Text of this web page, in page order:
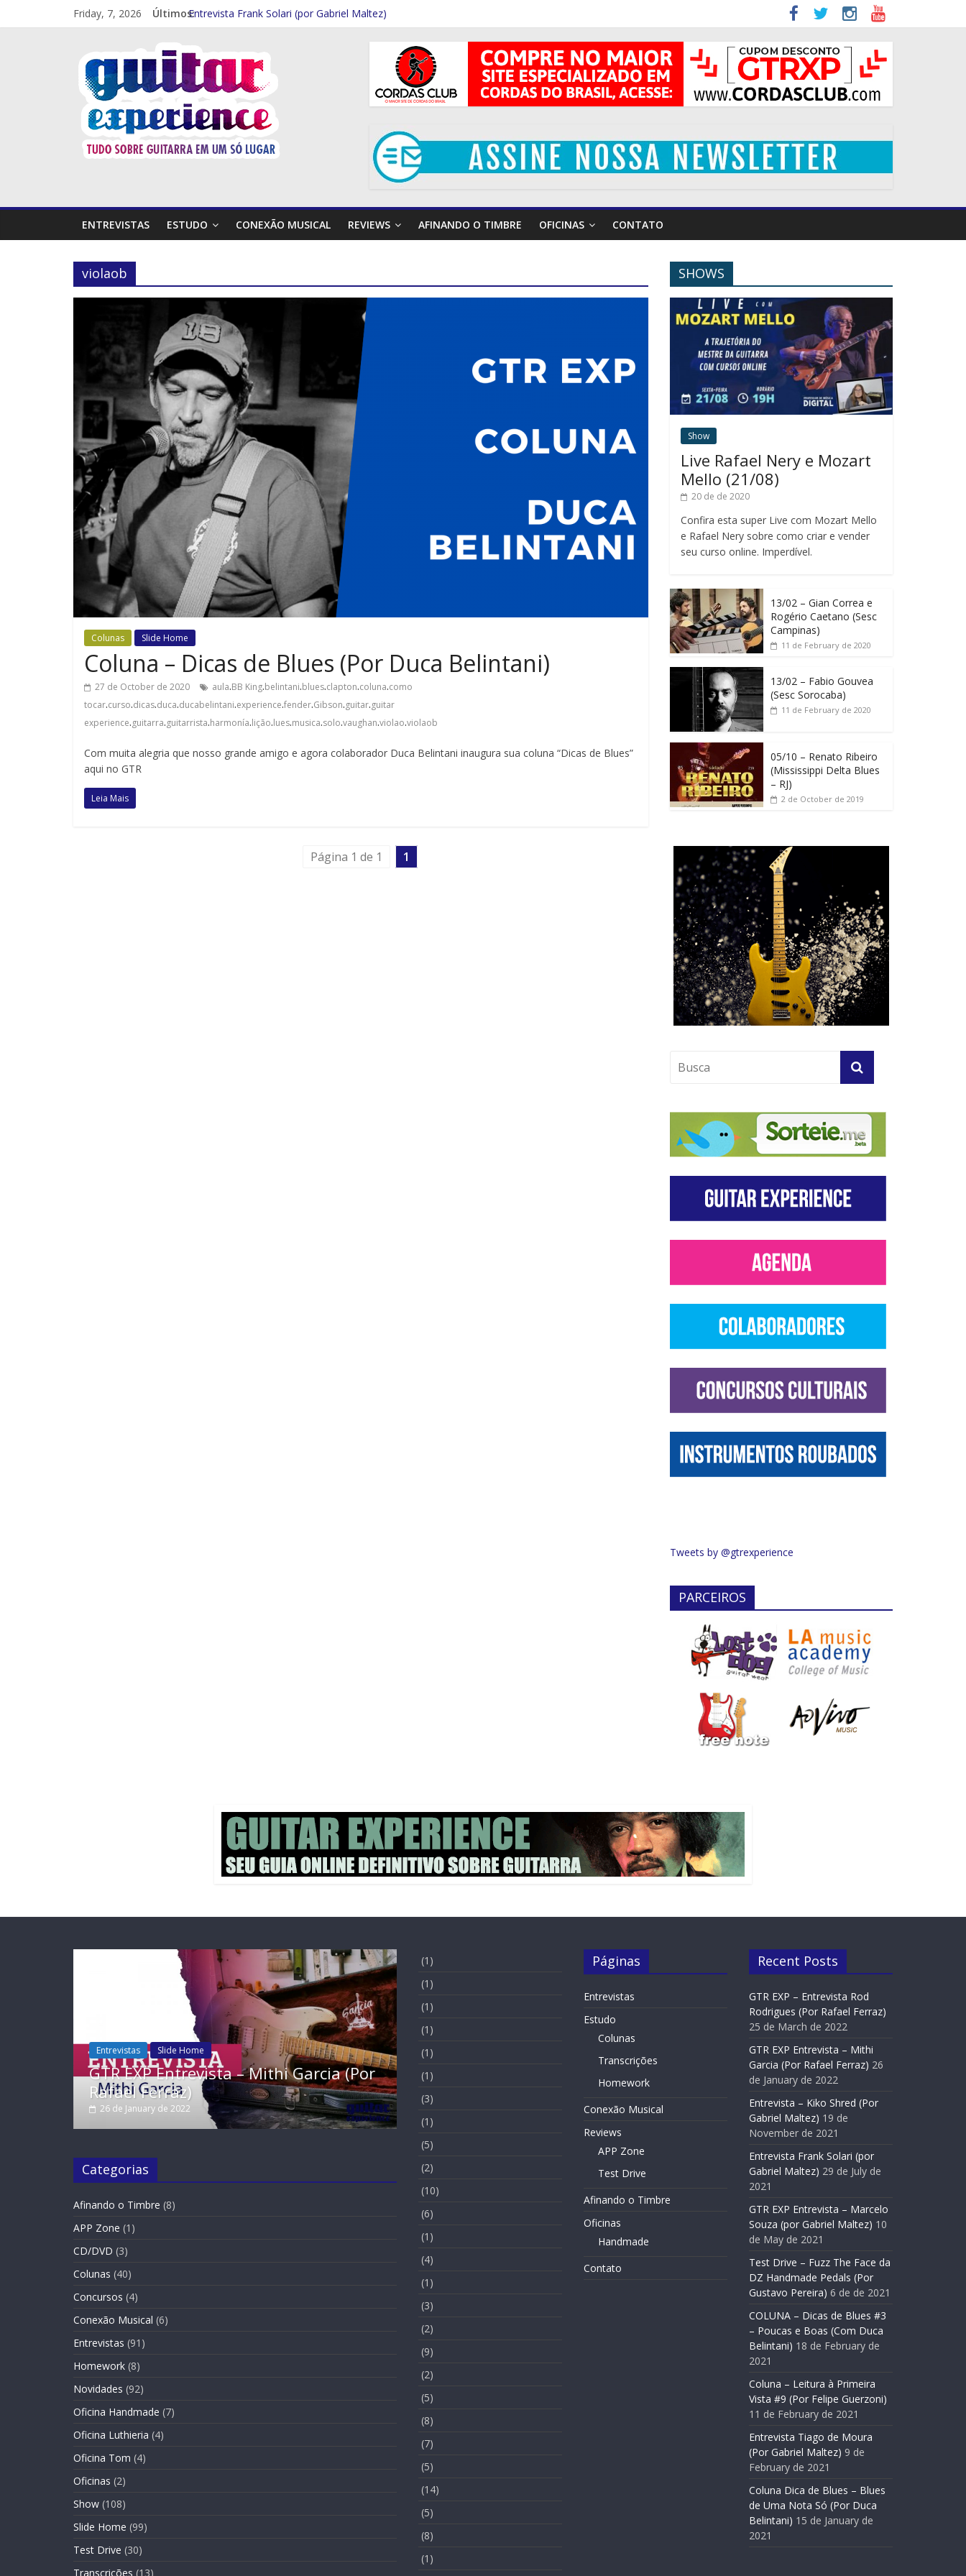
Friday, 7, 2026 Últimos:Entrevista Frank Solari (por Gabriel Maltez)
GTR EXP Entrevista – Marcelo Souza (por Gabriel Maltez)
GTR EXP – Entrevista Rod Rodrigues (Por Rafael Ferraz)
GTR EXP Entrevista – Mithi Garcia (Por Rafael Ferraz)
Entrevista – Kiko Shred (Por Gabriel Maltez)
ENTREVISTAS ESTUDO CONEXÃO MUSICAL REVIEWS AFINANDO O TIMBRE OFICINAS CONTATO
violaob
Colunas Slide Home
Coluna – Dicas de Blues (Por Duca Belintani)
27 de October de 2020 aula.BB King.belintani.blues.clapton.coluna.como
tocar.curso.dicas.duca.ducabelintani.experience.fender.Gibson.guitar.guitar
experience.guitarra.guitarrista.harmonía.lição.lues.musica.solo.vaughan.violao.violaob
Com muita alegria que nosso grande amigo e agora colaborador Duca Belintani inaugura sua coluna “Dicas de Blues”
aqui no GTR
Leia Mais
Página 1 de 1 1
SHOWS
Show
Live Rafael Nery e Mozart
Mello (21/08)
20 de de 2020
Confira esta super Live com Mozart Mello
e Rafael Nery sobre como criar e vender
seu curso online. Imperdível.
13/02 – Gian Correa e
Rogério Caetano (Sesc
Campinas)
11 de February de 2020
13/02 – Fabio Gouvea
(Sesc Sorocaba)
11 de February de 2020
05/10 – Renato Ribeiro
(Mississippi Delta Blues
– RJ)
2 de October de 2019
Tweets by @gtrexperience
PARCEIROS
Slide Home
GTR EXP Entrevista – Mithi Garcia (Por
Rafael Ferraz)
26 de January de 2022
Entrevistas Slide Home
Entrevista – Kiko Shred (Por Gabriel
Maltez)
19 de November de 2021
Slide Home
Entrevista Frank Solari (por Gabriel
29 de July de 2021
Categorias
Afinando o Timbre (8)
APP Zone (1)
CD/DVD (3)
Colunas (40)
Concursos (4)
Conexão Musical (6)
Entrevistas (91)
Homework (8)
Novidades (92)
Oficina Handmade (7)
Oficina Luthieria (4)
Oficina Tom (4)
Oficinas (2)
Show (108)
Slide Home (99)
Test Drive (30)
Transcrições (13)
(1)
(1)
(1)
(1)
(1)
(1)
(3)
(1)
(5)
(2)
(10)
(6)
(1)
(4)
(1)
(3)
(2)
(9)
(2)
(5)
(8)
(7)
(5)
(14)
(5)
(8)
(1)
Páginas
Entrevistas
Estudo
Colunas
Transcrições
Homework
Conexão Musical
Reviews
APP Zone
Test Drive
Afinando o Timbre
Oficinas
Handmade
Contato
Recent Posts
GTR EXP – Entrevista Rod
Rodrigues (Por Rafael Ferraz)
25 de March de 2022
GTR EXP Entrevista – Mithi
Garcia (Por Rafael Ferraz) 26
de January de 2022
Entrevista – Kiko Shred (Por
Gabriel Maltez) 19 de
November de 2021
Entrevista Frank Solari (por
Gabriel Maltez) 29 de July de
2021
GTR EXP Entrevista – Marcelo
Souza (por Gabriel Maltez) 10
de May de 2021
Test Drive – Fuzz The Face da
DZ Handmade Pedals (Por
Gustavo Pereira) 6 de de 2021
COLUNA – Dicas de Blues #3
– Poucas e Boas (Com Duca
Belintani) 18 de February de
2021
Coluna – Leitura à Primeira
Vista #9 (Por Felipe Guerzoni)
11 de February de 2021
Entrevista Tiago de Moura
(Por Gabriel Maltez) 9 de
February de 2021
Coluna Dica de Blues – Blues
de Uma Nota Só (Por Duca
Belintani) 15 de January de
2021